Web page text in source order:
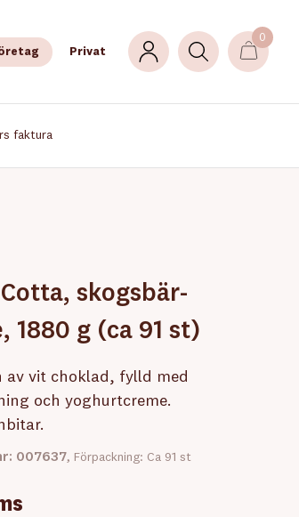
Privat
0
faktura
skogsbär-
1880 g (ca 91 st)
vit choklad, fylld med
och yoghurtcreme.
007637, Förpackning: Ca 91 st